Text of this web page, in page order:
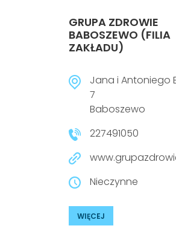
GRUPA ZDROWIE
BABOSZEWO (FILIA
ZAKŁADU)
Jana i Antoniego
7
Baboszewo
227491050
Nieczynne
WIĘCEJ